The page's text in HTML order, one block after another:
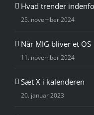
Hvad trender
25. november 2024
Når MIG bliver et OS
11. november 2024
Sæt X i kalenderen
20. januar 2023